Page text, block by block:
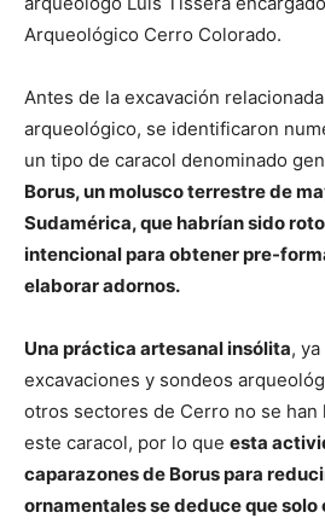
Arqueológico Cerro Colorado.
Antes de la excavación
arqueológico, se identificaron
un tipo de caracol denominado
Borus, un molusco terrestre de
Sudamérica, que habrían sido
intencional para obtener pre-
elaborar adornos.
Una práctica artesanal insólita,
excavaciones y sondeos
otros sectores de Cerro no se han
este caracol, por lo que esta
caparazones de Borus para
ornamentales se deduce que solo